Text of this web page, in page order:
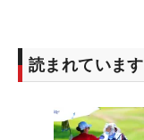
読まれています